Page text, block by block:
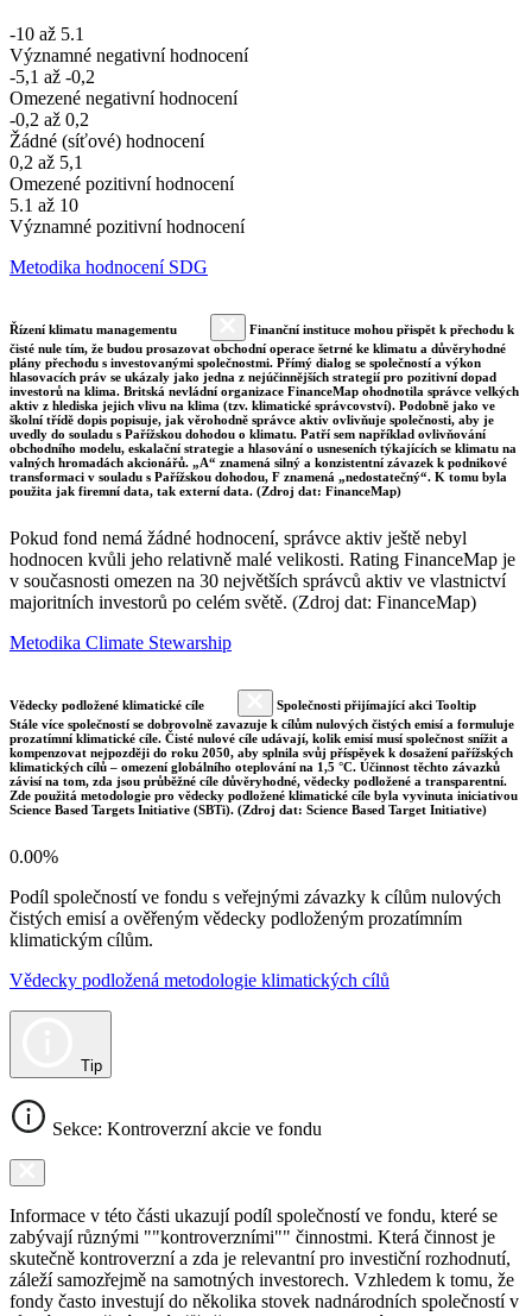
-10 až 5.1
Významné negativní hodnocení
-5,1 až -0,2
Omezené negativní hodnocení
-0,2 až 0,2
Žádné (síťové) hodnocení
0,2 až 5,1
Omezené pozitivní hodnocení
5.1 až 10
Významné pozitivní hodnocení
Metodika hodnocení SDG
Řízení klimatu managementu
Finanční instituce mohou přispět k přechodu k
čisté nule tím, že budou prosazovat obchodní operace šetrné ke klimatu a důvěryhodné
plány přechodu s investovanými společnostmi. Přímý dialog se společností a výkon
hlasovacích práv se ukázaly jako jedna z nejúčinnějších strategií pro pozitivní dopad
investorů na klima. Britská nevládní organizace FinanceMap ohodnotila správce velkých
aktiv z hlediska jejich vlivu na klima (tzv. klimatické správcovství). Podobně jako ve
školní třídě dopis popisuje, jak věrohodně správce aktiv ovlivňuje společnosti, aby je
uvedly do souladu s Pařížskou dohodou o klimatu. Patří sem například ovlivňování
obchodního modelu, eskalační strategie a hlasování o usneseních týkajících se klimatu na
valných hromadách akcionářů. „A“ znamená silný a konzistentní závazek k podnikové
transformaci v souladu s Pařížskou dohodou, F znamená „nedostatečný“. K tomu byla
použita jak firemní data, tak externí data. (Zdroj dat: FinanceMap)
Pokud fond nemá žádné hodnocení, správce aktiv ještě nebyl
hodnocen kvůli jeho relativně malé velikosti. Rating FinanceMap je
v současnosti omezen na 30 největších správců aktiv ve vlastnictví
majoritních investorů po celém světě. (Zdroj dat: FinanceMap)
Metodika Climate Stewarship
Vědecky podložené klimatické cíle
Společnosti přijímající akci Tooltip
Stále více společností se dobrovolně zavazuje k cílům nulových čistých emisí a formuluje
prozatímní klimatické cíle. Čisté nulové cíle udávají, kolik emisí musí společnost snížit a
kompenzovat nejpozději do roku 2050, aby splnila svůj příspěvek k dosažení pařížských
klimatických cílů – omezení globálního oteplování na 1,5 °C. Účinnost těchto závazků
závisí na tom, zda jsou průběžné cíle důvěryhodné, vědecky podložené a transparentní.
Zde použitá metodologie pro vědecky podložené klimatické cíle byla vyvinuta iniciativou
Science Based Targets Initiative (SBTi). (Zdroj dat: Science Based Target Initiative)
0.00%
Podíl společností ve fondu s veřejnými závazky k cílům nulových
čistých emisí a ověřeným vědecky podloženým prozatímním
klimatickým cílům.
Vědecky podložená metodologie klimatických cílů
Tip
Sekce: Kontroverzní akcie ve fondu
Informace v této části ukazují podíl společností ve fondu, které se
zabývají různými ""kontroverzními"" činnostmi. Která činnost je
skutečně kontroverzní a zda je relevantní pro investiční rozhodnutí,
záleží samozřejmě na samotných investorech. Vzhledem k tomu, že
fondy často investují do několika stovek nadnárodních společností v